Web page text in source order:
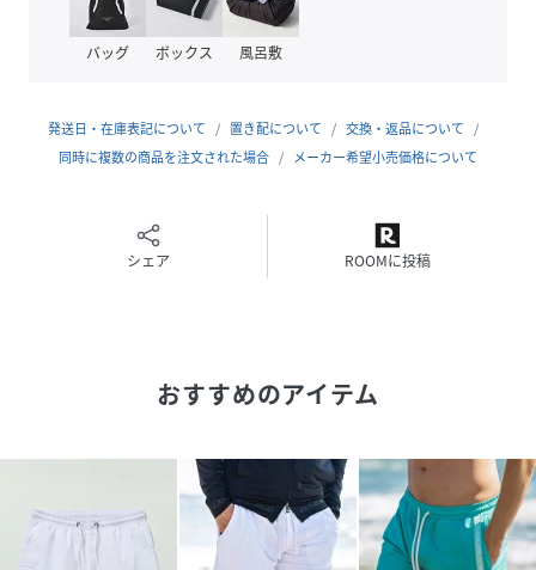
者に高揚と感動を齎す"一着入魂"された作品で知られる
1PIU1UGUALE3のカジュアルウェアラインである。
クスラインならではの"究極の着心地"を是非体感してほし
い。
商品写真はできる限り現品を再現するように心がけています
が、ご利用のモニターにより差異が生じます。
ナイロン100%
サイズ S、M、L、XL、XXL
バッグ ボックス 風呂敷
発送日・在庫表記について 置き配について
交換・返品について
同時に複数の商品を注文された場合
メーカー希望小売価格について
シェア ROOMに投稿
おすすめのアイテム